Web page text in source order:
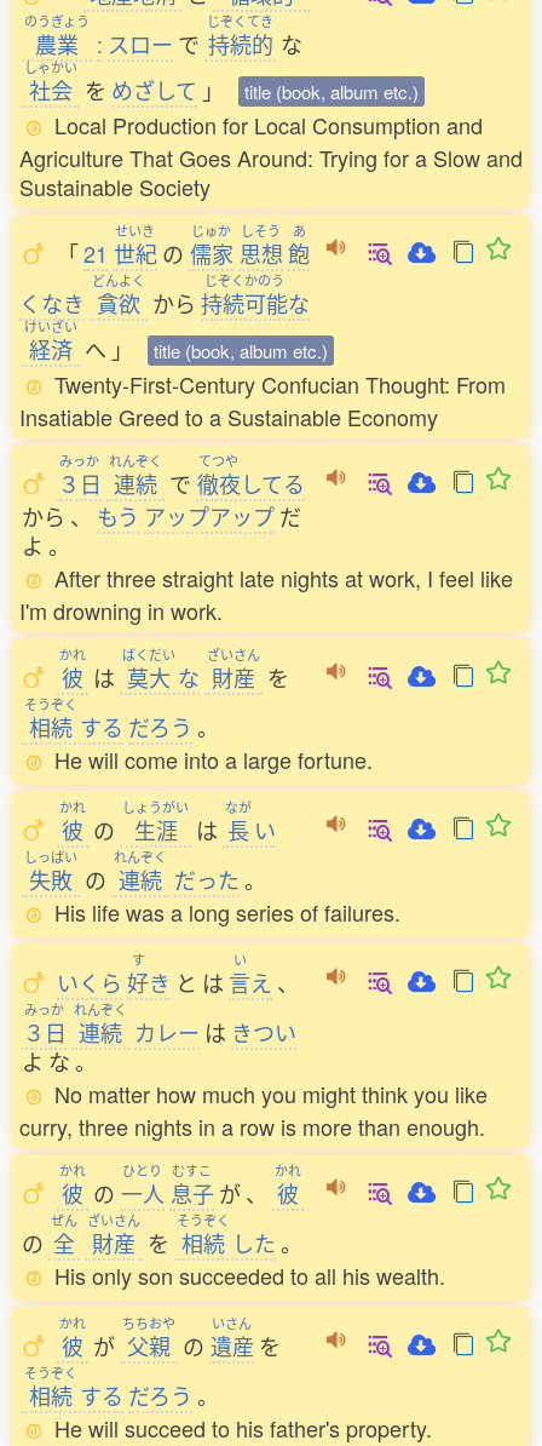
のうぎょう
農業 : スロー で
じぞくてき
持続的 な
しゃかい
社会 を めざして 」 title (book, album etc.)
Local Production for Local Consumption and
Agriculture That Goes Around: Trying for a Slow and
Sustainable Society
「21
せいき
世紀 の
じゅか
儒家
しそう
思想
あ
飽
くなき
どんよく
貪欲 から
じぞくかのう
持続可能な
けいざい
経済 へ 」 title (book, album etc.)
Twenty-First-Century Confucian Thought: From
Insatiable Greed to a Sustainable Economy
みっか
３日
れんぞく
連続 で
てつや
徹夜してる
から 、 もう アップアップだ
よ 。
After three straight late nights at work, I feel like
I'm drowning in work.
かれ
彼 は
ばくだい
莫大 な
ざいさん
財産 を
そうぞく
相続 する だろう 。
He will come into a large fortune.
かれ
彼 の
しょうがい
生涯 は
なが
長 い
しっぱい
失敗 の
れんぞく
連続 だった。
His life was a long series of failures.
いくら
す
好き と は
い
言え 、
みっか
３日
れんぞく
連続 カレー は きつい
よ な。
No matter how much you might think you like
curry, three nights in a row is more than enough.
かれ
彼 の
ひとり
一人
むすこ
息子 が、
かれ
彼
の
ぜん
全
ざいさん
財産 を
そうぞく
相続 した。
His only son succeeded to all his wealth.
かれ
彼 が
ちちおや
父親 の
いさん
遺産 を
そうぞく
相続 する だろう 。
He will succeed to his father's property.